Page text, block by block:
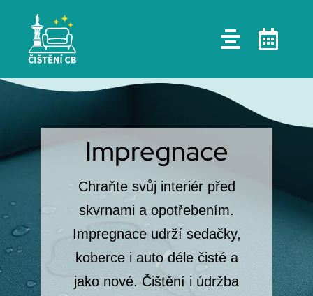
content
Impregnace
Chraňte svůj interiér před
skvrnami a opotřebením.
Impregnace udrží sedačky,
koberce i auto déle čisté a
jako nové. Čištění i údržba